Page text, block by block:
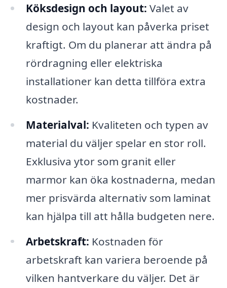
Köksdesign och layout: Valet av
design och layout kan påverka priset
kraftigt. Om du planerar att ändra på
rördragning eller elektriska
installationer kan detta tillföra extra
kostnader.
Materialval: Kvaliteten och typen av
material du väljer spelar en stor roll.
Exklusiva ytor som granit eller
marmor kan öka kostnaderna, medan
mer prisvärda alternativ som laminat
kan hjälpa till att hålla budgeten nere.
Arbetskraft: Kostnaden för
arbetskraft kan variera beroende på
vilken hantverkare du väljer. Det är